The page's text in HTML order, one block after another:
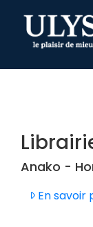
TEST
Anako -
En savoir